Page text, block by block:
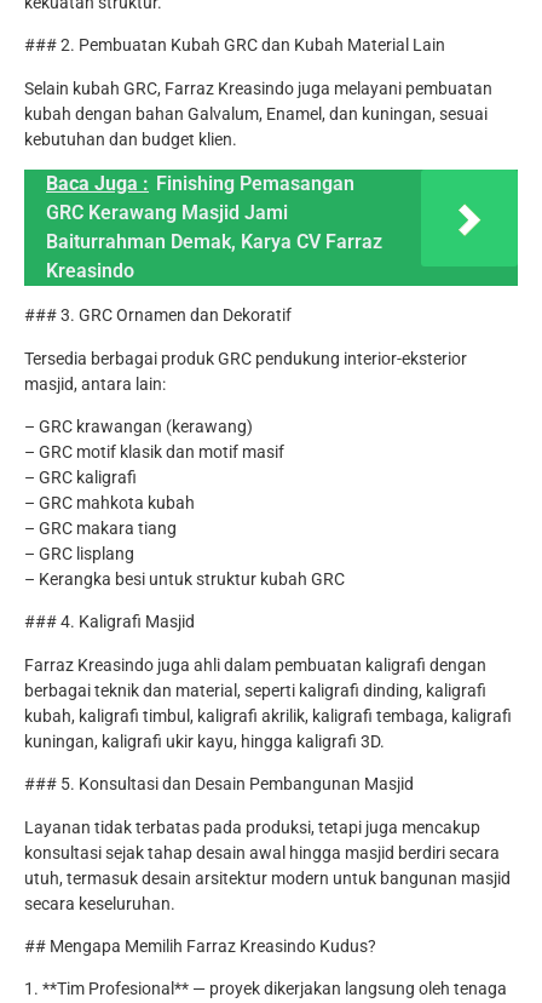
### 2. Pembuatan Kubah GRC dan Kubah Material Lain
Selain kubah GRC, Farraz Kreasindo juga melayani pembuatan
kubah dengan bahan Galvalum, Enamel, dan kuningan, sesuai
kebutuhan dan budget klien.
Baca Juga : Finishing Pemasangan
GRC Kerawang Masjid Jami
Baiturrahman Demak, Karya CV Farraz
Kreasindo
### 3. GRC Ornamen dan Dekoratif
Tersedia berbagai produk GRC pendukung interior-eksterior
masjid, antara lain:
– GRC krawangan (kerawang)
– GRC motif klasik dan motif masif
– GRC kaligrafi
– GRC mahkota kubah
– GRC makara tiang
– GRC lisplang
– Kerangka besi untuk struktur kubah GRC
### 4. Kaligrafi Masjid
Farraz Kreasindo juga ahli dalam pembuatan kaligrafi dengan
berbagai teknik dan material, seperti kaligrafi dinding, kaligrafi
kubah, kaligrafi timbul, kaligrafi akrilik, kaligrafi tembaga, kaligrafi
kuningan, kaligrafi ukir kayu, hingga kaligrafi 3D.
### 5. Konsultasi dan Desain Pembangunan Masjid
Layanan tidak terbatas pada produksi, tetapi juga mencakup
konsultasi sejak tahap desain awal hingga masjid berdiri secara
utuh, termasuk desain arsitektur modern untuk bangunan masjid
secara keseluruhan.
## Mengapa Memilih Farraz Kreasindo Kudus?
1. **Tim Profesional** — proyek dikerjakan langsung oleh tenaga